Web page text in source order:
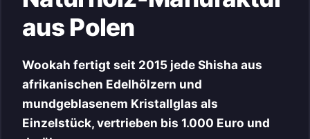
aus Polen
Wookah fertigt seit 2015 jede Shisha aus
afrikanischen Edelhölzern und
mundgeblasenem Kristallglas als
Einzelstück, vertrieben bis 1.000 Euro und